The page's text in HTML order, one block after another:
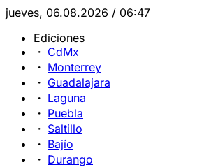
jueves, 06.08.2026 / 06:47
Ediciones
CdMx
Monterrey
Guadalajara
Laguna
Puebla
Saltillo
Bajío
Durango